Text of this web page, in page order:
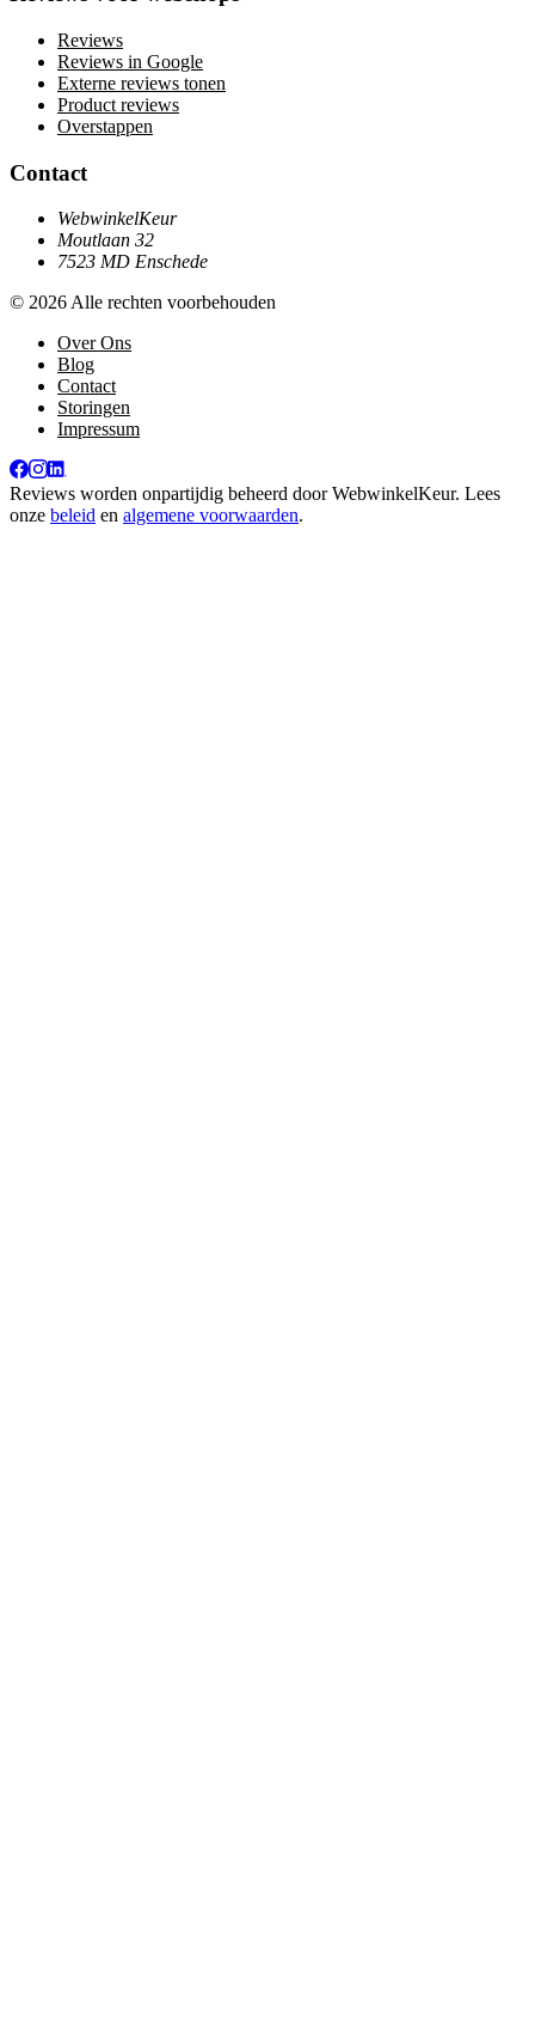
Reviews
Reviews in Google
Externe reviews tonen
Product reviews
Overstappen
Contact
WebwinkelKeur
Moutlaan 32
7523 MD Enschede
© 2026 Alle rechten voorbehouden
Over Ons
Blog
Contact
Storingen
Impressum
Reviews worden onpartijdig beheerd doorWebwinkelKeur. Lees
onze beleid en algemene voorwaarden.